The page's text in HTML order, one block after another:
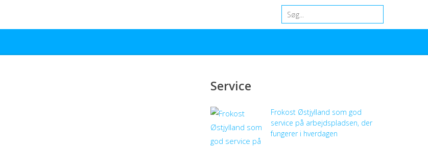
Service
Frokost Østjylland som god
service på arbejdspladsen, der
fungerer i hverdagen